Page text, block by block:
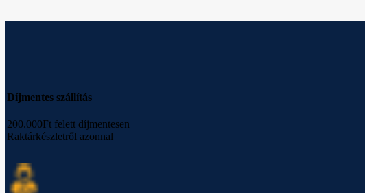
Díjmentes szállítás
200.000Ft felett díjmentesen
Raktárkészletről azonnal